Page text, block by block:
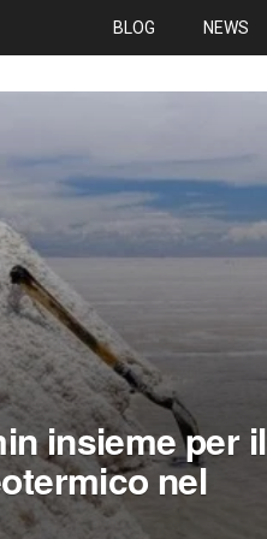
BLOG NEWS
insieme per il
nel